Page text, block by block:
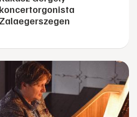
koncertorgonista
Zalaegerszegen